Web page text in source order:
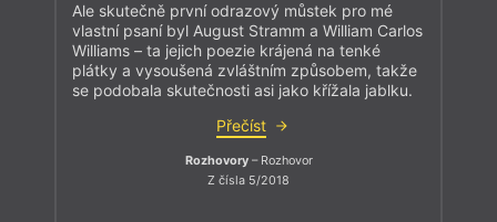
Ale skutečně první odrazový můstek pro mé
vlastní psaní byl August Stramm a William Carlos
Williams – ta jejich poezie krájená na tenké
plátky a vysoušená zvláštním způsobem, takže
se podobala skutečnosti asi jako křížala jablku.
Přečíst
Rozhovory– Rozhovor
Z čísla 5/2018